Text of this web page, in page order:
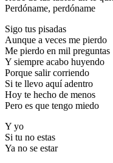
Perdóname, perdóname
Sigo tus pisadas
Aunque a veces me pierdo
Me pierdo en mil preguntas
Y siempre acabo huyendo
Porque salir corriendo
Si te llevo aquí adentro
Hoy te hecho de menos
Pero es que tengo miedo
Y yo
Si tu no estas
Ya no se estar